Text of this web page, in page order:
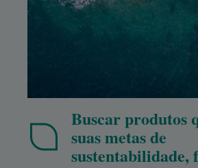
Buscar produtos
suas metas de
sustentabilidade,